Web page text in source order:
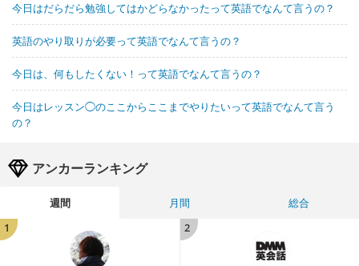
今日はだらだら勉強してはかどらなかったって英語でなんて言うの？
英語のやり取りが必要って英語でなんて言うの？
今日は、何もしたくない！って英語でなんて言うの？
今日はレッスン◯のここからここまでやりたいって英語でなんて言う
の？
アンカーランキング
週間 月間
総合
1
2